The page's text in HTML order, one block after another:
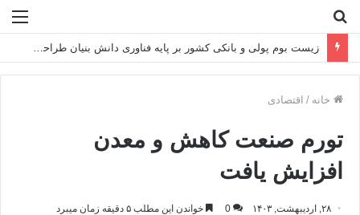
زیست بوم پولی و بانکی کشور بر پایه فناوری دانش بنیان طراحی می شود
خانه / اقتصادی
تورم صنعت کاهش و معدن
افزایش یافت
۲۸, اردیبهشت, ۱۴۰۳ 0 خواندن این مطلب ۵ دقیقه زمان میبرد